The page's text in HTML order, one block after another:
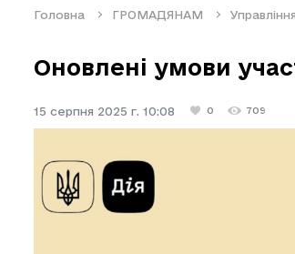
Головна ГРОМАДЯНАМ
Оновлені умови
15 серпня 2025 г. 10:08 0 709